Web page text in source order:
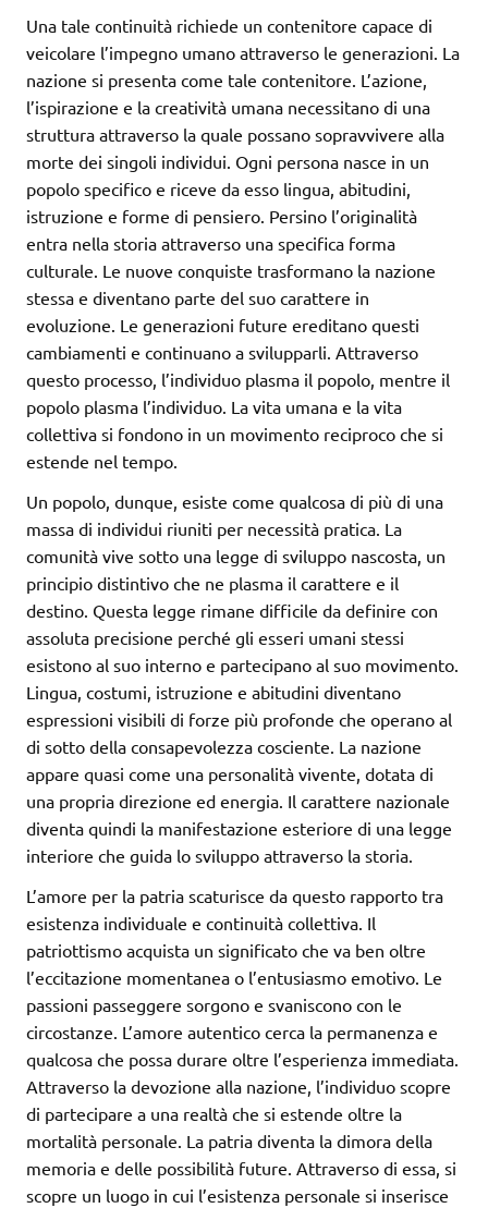
Una tale continuità richiede un contenitore capace di
veicolare l’impegno umano attraverso le generazioni. La
nazione si presenta come tale contenitore. L’azione,
l’ispirazione e la creatività umana necessitano di una
struttura attraverso la quale possano sopravvivere alla
morte dei singoli individui. Ogni persona nasce in un
popolo specifico e riceve da esso lingua, abitudini,
istruzione e forme di pensiero. Persino l’originalità
entra nella storia attraverso una specifica forma
culturale. Le nuove conquiste trasformano la nazione
stessa e diventano parte del suo carattere in
evoluzione. Le generazioni future ereditano questi
cambiamenti e continuano a svilupparli. Attraverso
questo processo, l’individuo plasma il popolo, mentre il
popolo plasma l’individuo. La vita umana e la vita
collettiva si fondono in un movimento reciproco che si
estende nel tempo.
Un popolo, dunque, esiste come qualcosa di più di una
massa di individui riuniti per necessità pratica. La
comunità vive sotto una legge di sviluppo nascosta, un
principio distintivo che ne plasma il carattere e il
destino. Questa legge rimane difficile da definire con
assoluta precisione perché gli esseri umani stessi
esistono al suo interno e partecipano al suo movimento.
Lingua, costumi, istruzione e abitudini diventano
espressioni visibili di forze più profonde che operano al
di sotto della consapevolezza cosciente. La nazione
appare quasi come una personalità vivente, dotata di
una propria direzione ed energia. Il carattere nazionale
diventa quindi la manifestazione esteriore di una legge
interiore che guida lo sviluppo attraverso la storia.
L’amore per la patria scaturisce da questo rapporto tra
esistenza individuale e continuità collettiva. Il
patriottismo acquista un significato che va ben oltre
l’eccitazione momentanea o l’entusiasmo emotivo. Le
passioni passeggere sorgono e svaniscono con le
circostanze. L’amore autentico cerca la permanenza e
qualcosa che possa durare oltre l’esperienza immediata.
Attraverso la devozione alla nazione, l’individuo scopre
di partecipare a una realtà che si estende oltre la
mortalità personale. La patria diventa la dimora della
memoria e delle possibilità future. Attraverso di essa, si
scopre un luogo in cui l’esistenza personale si inserisce